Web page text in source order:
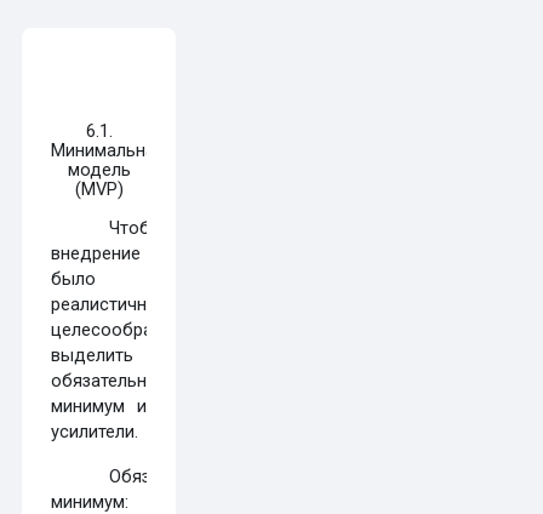
6.1.
Минимальная
модель
(MVP)
Чтобы
внедрение
было
реалистичным,
целесообразно
выделить
обязательный
минимум и
усилители.
Обязательный
минимум: